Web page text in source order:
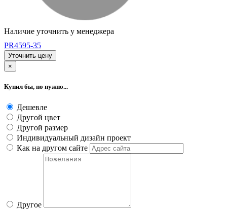
Наличие уточнить у менеджера
PR4595-35
Уточнить цену
×
Купил бы, но нужно...
Дешевле
Другой цвет
Другой размер
Индивидуальный дизайн проект
Как на другом сайте
Другое